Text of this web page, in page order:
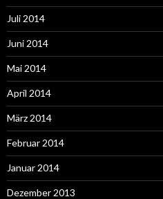
Juli 2014
Juni 2014
Mai 2014
April 2014
März 2014
Februar 2014
Januar 2014
Dezember 2013